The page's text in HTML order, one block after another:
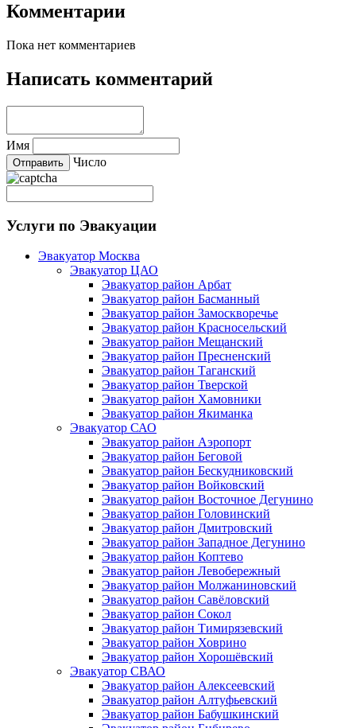
Комментарии
Пока нет комментариев
Написать комментарий
Имя
Число
Услуги по Эвакуации
Эвакуатор Москва
Эвакуатор ЦАО
Эвакуатор район Арбат
Эвакуатор район Басманный
Эвакуатор район Замоскворечье
Эвакуатор район Красносельский
Эвакуатор район Мещанский
Эвакуатор район Пресненский
Эвакуатор район Таганский
Эвакуатор район Тверской
Эвакуатор район Хамовники
Эвакуатор район Якиманка
Эвакуатор САО
Эвакуатор район Аэропорт
Эвакуатор район Беговой
Эвакуатор район Бескудниковский
Эвакуатор район Войковский
Эвакуатор район Восточное Дегунино
Эвакуатор район Головинский
Эвакуатор район Дмитровский
Эвакуатор район Западное Дегунино
Эвакуатор район Коптево
Эвакуатор район Левобережный
Эвакуатор район Молжаниновский
Эвакуатор район Савёловский
Эвакуатор район Сокол
Эвакуатор район Тимирязевский
Эвакуатор район Ховрино
Эвакуатор район Хорошёвский
Эвакуатор СВАО
Эвакуатор район Алексеевский
Эвакуатор район Алтуфьевский
Эвакуатор район Бабушкинский